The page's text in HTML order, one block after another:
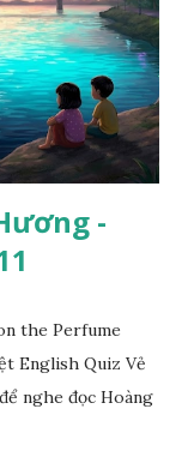
-
the Perfume
English Quiz Vẻ
nghe đọc Hoàng